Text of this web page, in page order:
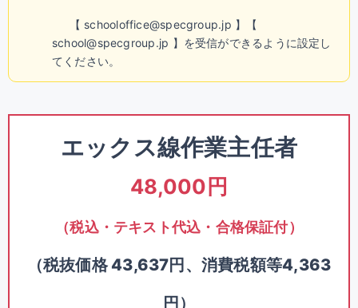
【 schooloffice@specgroup.jp 】【
school@specgroup.jp 】を受信ができるように設定し
てください。
エックス線作業主任者
48,000円
（税込・テキスト代込・合格保証付）
（税抜価格 43,637円、消費税額等4,363
円）